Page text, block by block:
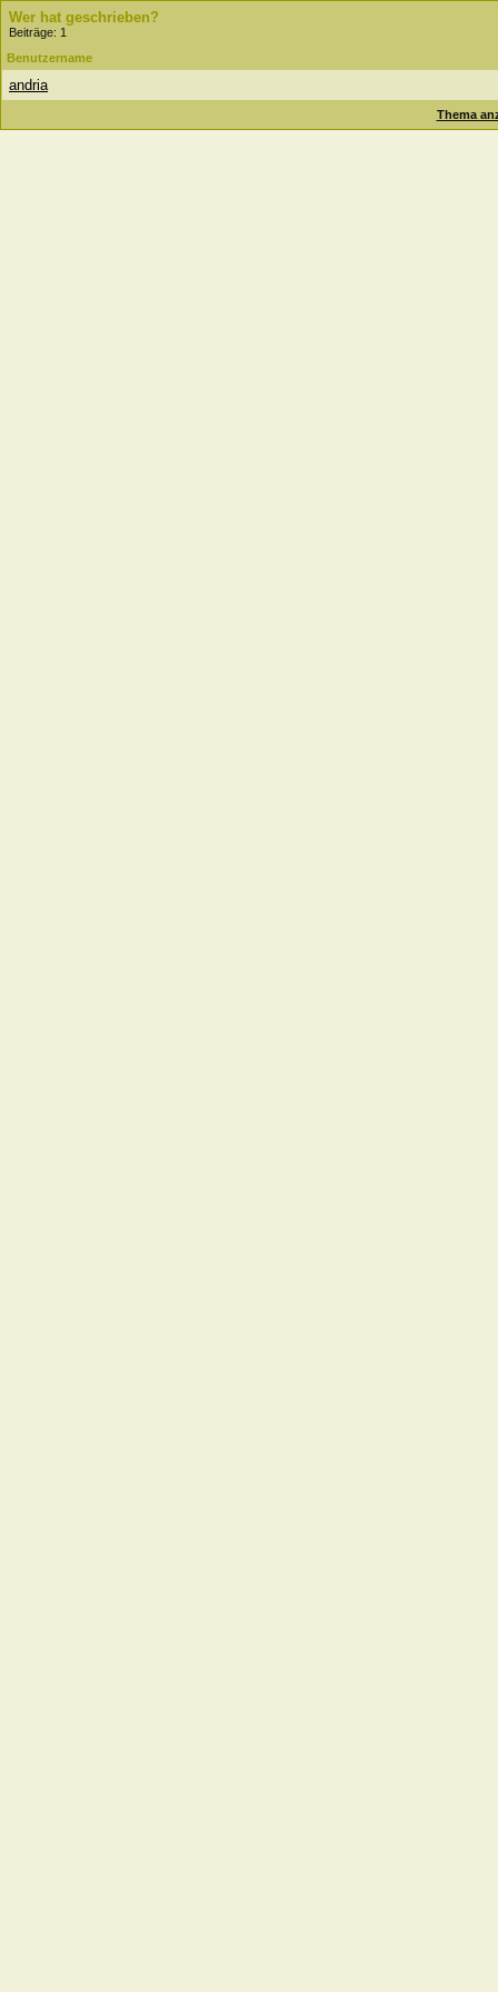
Wer hat geschrieben?
Beiträge: 1
Benutzername
andria
Thema